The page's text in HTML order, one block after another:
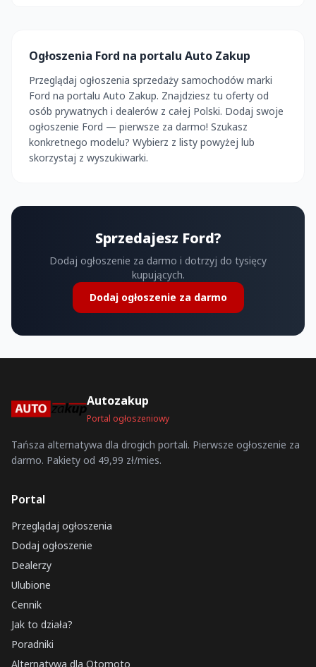
Ogłoszenia Ford na portalu Auto Zakup
Przeglądaj ogłoszenia sprzedaży samochodów marki
Ford na portalu Auto Zakup. Znajdziesz tu oferty od
osób prywatnych i dealerów z całej Polski. Dodaj swoje
ogłoszenie Ford — pierwsze za darmo! Szukasz
konkretnego modelu? Wybierz z listy powyżej lub
skorzystaj z wyszukiwarki.
Sprzedajesz Ford?
Dodaj ogłoszenie za darmo i dotrzyj do tysięcy
kupujących.
Dodaj ogłoszenie za darmo
Autozakup
Portal ogłoszeniowy
Tańsza alternatywa dla drogich portali. Pierwsze ogłoszenie za
darmo. Pakiety od 49,99 zł/mies.
Portal
Przeglądaj ogłoszenia
Dodaj ogłoszenie
Dealerzy
Ulubione
Cennik
Jak to działa?
Poradniki
Alternatywa dla Otomoto